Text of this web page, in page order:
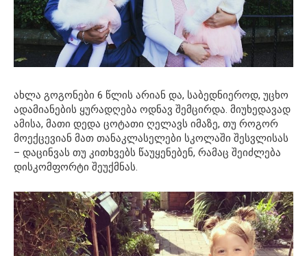
ახლა გოგონები 6 წლის არიან და, საბედნიეროდ, უცხო
ადამიანების ყურადღება ოდნავ შემცირდა. მიუხედავად
ამისა, მათი დედა ცოტათი ღელავს იმაზე, თუ როგორ
მოექცევიან მათ თანაკლასელები სკოლაში შესვლისას
– დაცინვას თუ კითხვებს წაუყენებენ, რამაც შეიძლება
დისკომფორტი შეუქმნას.